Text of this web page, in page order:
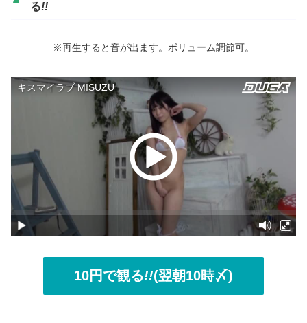
る!!
※再生すると音が出ます。ボリューム調節可。
10円で観る!!(翌朝10時〆)